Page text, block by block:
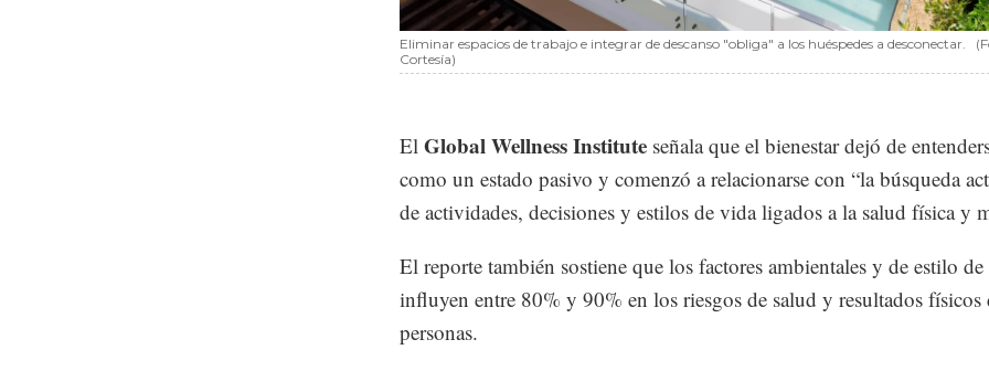
Eliminar espacios de trabajo e integrar de descanso "obliga" a los huéspedes a desconectar.
Cortesía)
El Global Wellness Institute señala que el bienestar dejó de
como un estado pasivo y comenzó a relacionarse con “la búsqueda
de actividades, decisiones y estilos de vida ligados a la salud física y
El reporte también sostiene que los factores ambientales y de estilo
influyen entre 80% y 90% en los riesgos de salud y resultados físicos
personas.